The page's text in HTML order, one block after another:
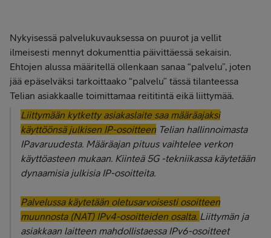
Nykyisessä palvelukuvauksessa on puurot ja vellit
ilmeisesti mennyt dokumenttia päivittäessä sekaisin.
Ehtojen alussa määritellä ollenkaan sanaa “palvelu”, joten
jää epäselväksi tarkoittaako “palvelu” tässä tilanteessa
Telian asiakkaalle toimittamaa reititintä eikä liittymää.
Liittymään kytketty asiakaslaite saa määräajaksi
käyttöönsä julkisen IP-osoitteenTelian hallinnoimasta
IPavaruudesta. Määräajan pituus vaihtelee verkon
käyttöasteen mukaan. Kiinteä 5G -tekniikassa käytetään
dynaamisia julkisia IP-osoitteita.
Palvelussa käytetään oletusarvoisesti osoitteen
muunnosta (NAT) IPv4-osoitteiden osalta. Liittymän ja
asiakkaan laitteen mahdollistaessa IPv6-osoitteet